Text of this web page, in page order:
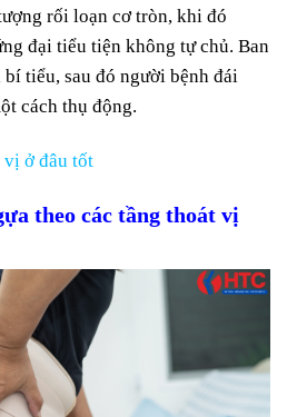
rối loạn cơ tròn, khi đó
đại tiểu tiện không tự chủ. Ban
tiểu, sau đó người bệnh đái
cách thụ động.
ở đâu tốt
theo các tầng thoát vị